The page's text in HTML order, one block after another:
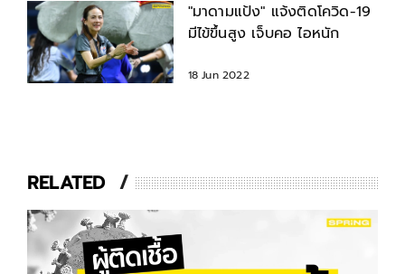
"มาดามแป้ง" แจ้งติดโควิด-19
มีไข้ขึ้นสูง เจ็บคอ ไอหนัก
18 Jun 2022
RELATED